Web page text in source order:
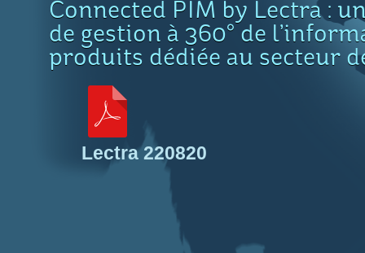
Connected PIM by Lectra :
de gestion à 360° de
produits dédiée au secteur
Lectra 220820